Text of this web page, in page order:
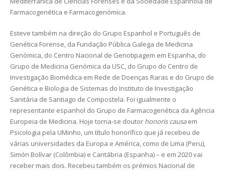
Farmacogenética e Farmacogenómica.
Esteve também na direção do Grupo Espanhol e Português de
Genética Forense, da Fundação Pública Galega de Medicina
Genómica, do Centro Nacional de Genotipagem em Espanha, do
Grupo de Medicina Genómica da USC, do Grupo do Centro de
Investigação Biomédica em Rede de Doenças Raras e do Grupo de
Genética e Biologia de Sistemas do Instituto de Investigação
Sanitária de Santiago de Compostela. Foi igualmente o
representante espanhol do Grupo de Farmacogenética da Agência
Europeia de Medicina. Hoje torna-se doutor honoris causaem
Psicologia pela UMinho, um título honorífico que já recebeu de
várias universidades da Europa e América, como de Lima (Peru),
Simón Bolívar (Colômbia) e Cantábria (Espanha) – e em 2020 vai
receber mais dois. Recebeu também os prémios Nacional de